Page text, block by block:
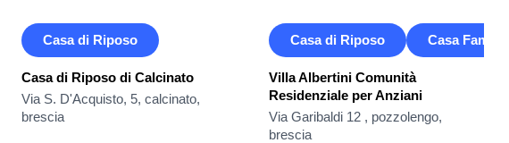
Casa di Riposo
Casa di Riposo di Calcinato
Via S. D'Acquisto, 5, calcinato,
brescia
Casa di Riposo Casa Famiglia
Villa Albertini Comunità
Residenziale per Anziani
Via Garibaldi 12 , pozzolengo,
brescia